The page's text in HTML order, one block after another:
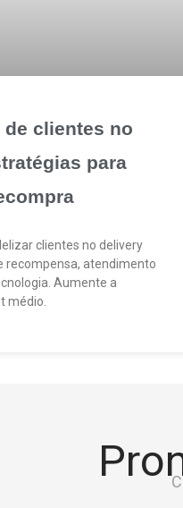
de clientes no
para
clientes no delivery
recompensa, atendimento
Aumente a
médio.